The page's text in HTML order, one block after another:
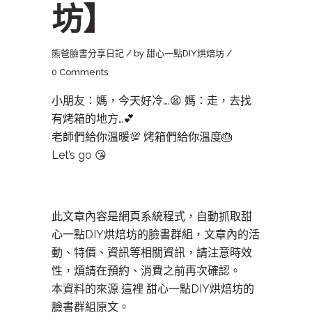
坊】
熊爸臉書分享日記 by 甜心一點DIY烘焙坊
0 Comments
小朋友：媽，今天好冷….😫 媽：走，去找
有烤箱的地方…💕
老師們給你溫暖💯 烤箱們給你溫度🎂
Let’s go 😘
此文章內容是網頁系統程式，自動抓取甜
心一點DIY烘焙坊的臉書群組，文章內的活
動、特價、資訊等相關資訊，請注意時效
性，煩請在預約、消費之前再次確認。
本資料的來源 這裡 甜心一點DIY烘焙坊的
臉書群組原文。